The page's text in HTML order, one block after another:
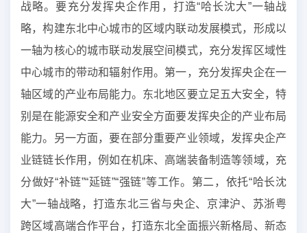
战略。要充分发挥央企作用，打造“哈长沈大”一轴战
略，构建东北中心城市的区域内联动发展模式，形成以
一轴为核心的城市联动发展空间模式，充分发挥区域性
中心城市的带动和辐射作用。第一，充分发挥央企在一
轴区域的产业布局能力。东北地区要立足五大安全，特
别是在能源安全和产业安全方面要发挥央企的产业布局
能力。另一方面，要在部分重要产业领域，发挥央企产
业链链长作用，例如在机床、高端装备制造等领域，充
分做好“补链”“延链”“强链”等工作。第二，依托“哈长沈
大”一轴战略，打造东北三省与央企、京津沪、苏浙粤
跨区域高端合作平台，打造东北全面振兴新格局、新态